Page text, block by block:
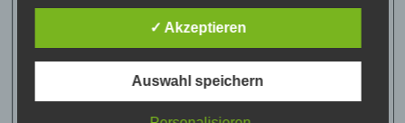
Mittels dieser Datenschutzerklärung möchte unser
Unternehmen die Öffentlichkeit über Art, Umfang
verarbeiteten personenbezogenen Daten
✓ Akzeptieren
Auswahl speichern